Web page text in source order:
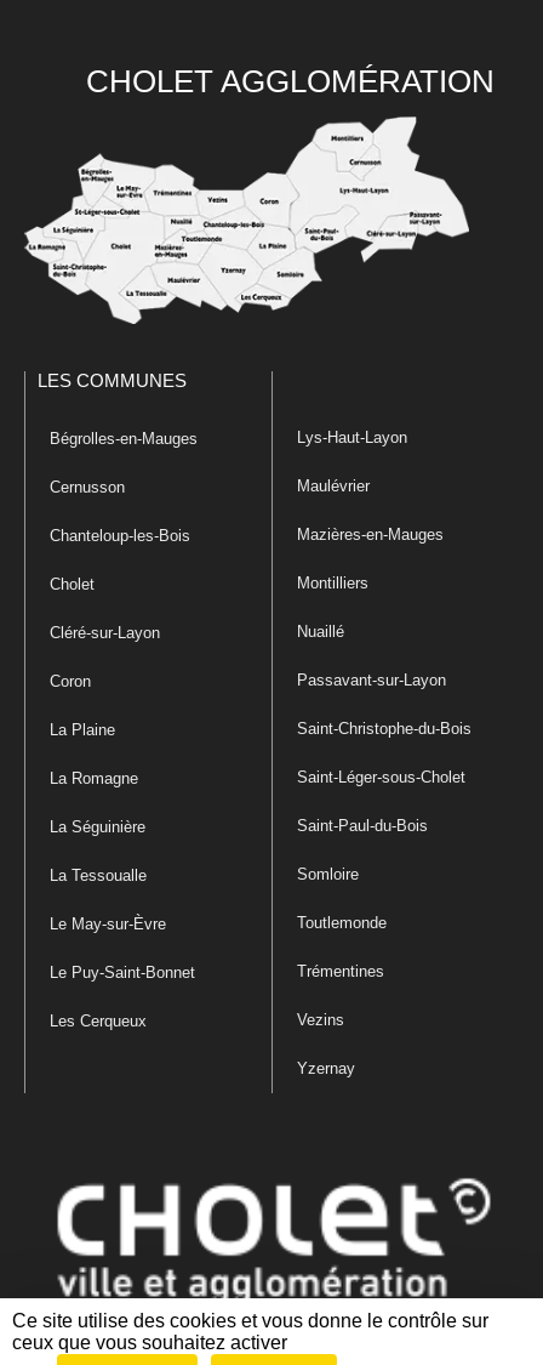
Ce site utilise des cookies et vous donne le contrôle sur
ceux que vous souhaitez activer
CHOLET AGGLOMÉRATION
LES COMMUNES
Bégrolles-en-Mauges
Cernusson
Chanteloup-les-Bois
Cholet
Cléré-sur-Layon
Coron
La Plaine
La Romagne
La Séguinière
La Tessoualle
Le May-sur-Èvre
Le Puy-Saint-Bonnet
Les Cerqueux
Lys-Haut-Layon
Maulévrier
Mazières-en-Mauges
Montilliers
Nuaillé
Passavant-sur-Layon
Saint-Christophe-du-Bois
Saint-Léger-sous-Cholet
Saint-Paul-du-Bois
Somloire
Toutlemonde
Trémentines
Vezins
Yzernay
Mentions légales|Politique de confidentialité